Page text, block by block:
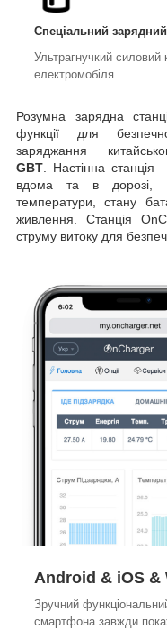
Спеціальний
Ультрагнучкий
електромобіля.
Розумна зарядна
функції для
заряджання
GBT . Настінна
вдома та в дорозі, і
температури, стану
живлення. Станція
струму витоку для
Android & iOS &
Зручний
смартфона завжди